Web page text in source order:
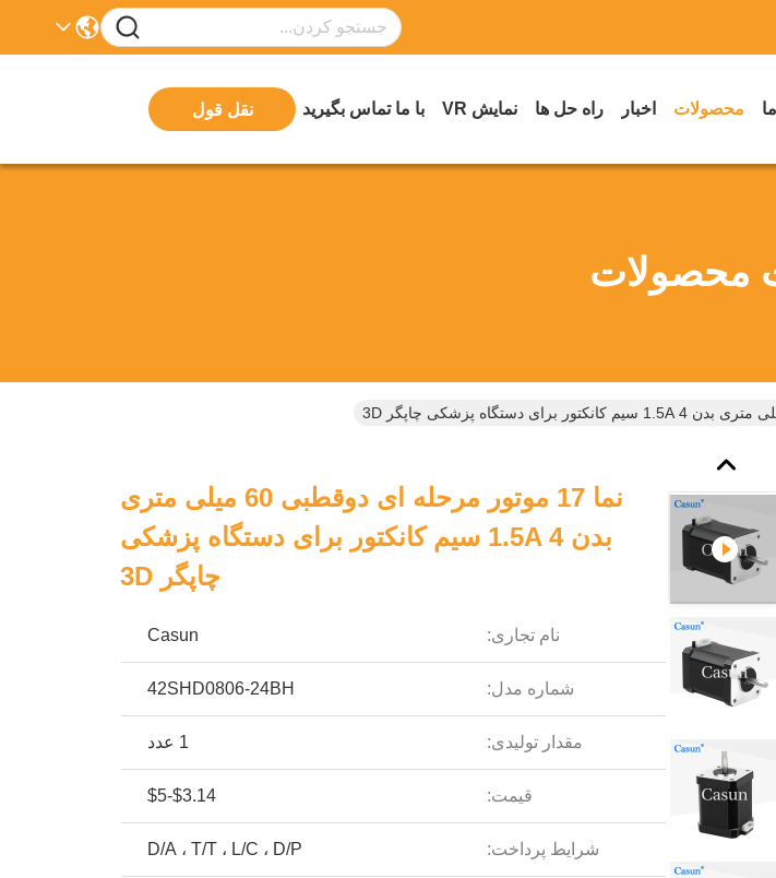
محصولات اخبار راه حل ها نمایش VR با ما تماس بگیرید نقل قول
محصولات
نما 17 موتور مرحله ای دوقطبی 60 میلی متری
بدن 1.5A 4 سیم کانکتور برای دستگاه پزشکی
چاپگر 3D
نام تجاری: Casun
شماره مدل: 42SHD0806-24BH
مقدار تولیدی: 1 عدد
قیمت: $3.14-$5
شرایط پرداخت: D/A ، T/T ، L/C ، D/P